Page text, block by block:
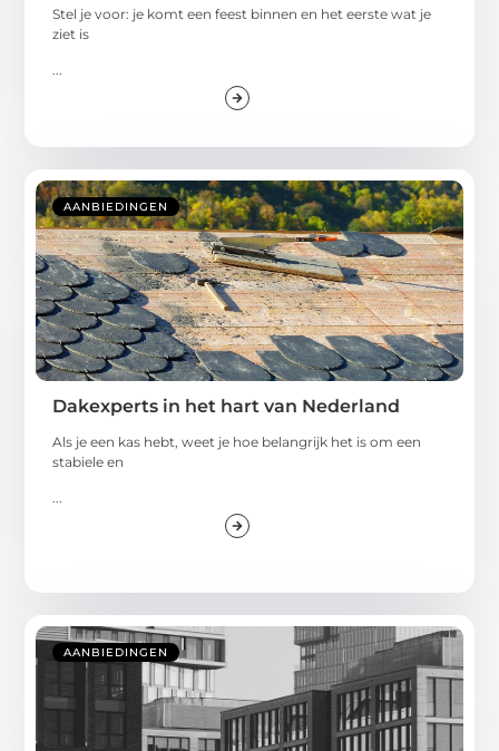
Stel je voor: je komt een feest binnen en het eerste wat je
ziet is
...
AANBIEDINGEN
Dakexperts in het hart van Nederland
Als je een kas hebt, weet je hoe belangrijk het is om een
stabiele en
...
AANBIEDINGEN